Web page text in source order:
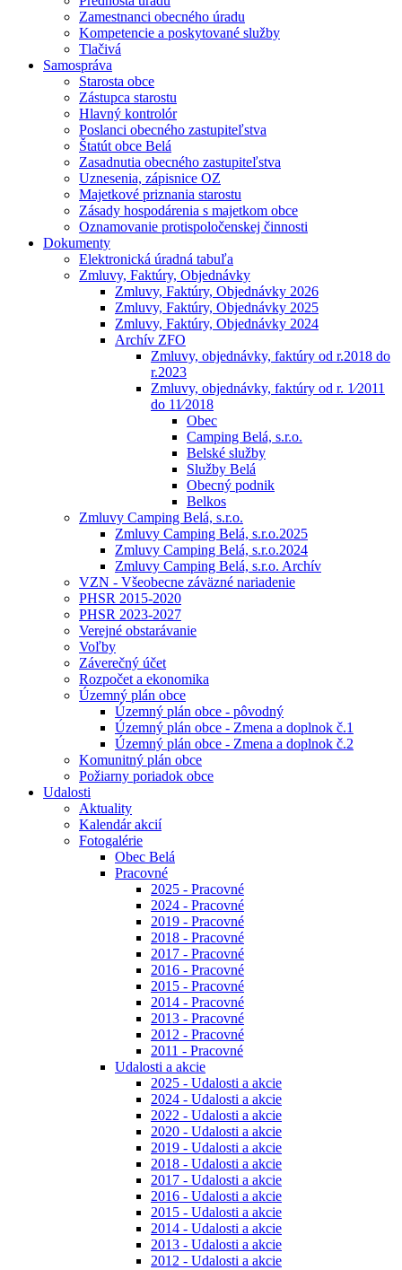
Zamestnanci obecného úradu
Kompetencie a poskytované služby
Tlačivá
Samospráva
Starosta obce
Zástupca starostu
Hlavný kontrolór
Poslanci obecného zastupiteľstva
Štatút obce Belá
Zasadnutia obecného zastupiteľstva
Uznesenia, zápisnice OZ
Majetkové priznania starostu
Zásady hospodárenia s majetkom obce
Oznamovanie protispoločenskej činnosti
Dokumenty
Elektronická úradná tabuľa
Zmluvy, Faktúry, Objednávky
Zmluvy, Faktúry, Objednávky 2026
Zmluvy, Faktúry, Objednávky 2025
Zmluvy, Faktúry, Objednávky 2024
Archív ZFO
Zmluvy, objednávky, faktúry od r.2018 do
r.2023
Zmluvy, objednávky, faktúry od r. 1⁄2011
do 11⁄2018
Obec
Camping Belá, s.r.o.
Belské služby
Služby Belá
Obecný podnik
Belkos
Zmluvy Camping Belá, s.r.o.
Zmluvy Camping Belá, s.r.o.2025
Zmluvy Camping Belá, s.r.o.2024
Zmluvy Camping Belá, s.r.o. Archív
VZN - Všeobecne záväzné nariadenie
PHSR 2015-2020
PHSR 2023-2027
Verejné obstarávanie
Voľby
Záverečný účet
Rozpočet a ekonomika
Územný plán obce
Územný plán obce - pôvodný
Územný plán obce - Zmena a doplnok č.1
Územný plán obce - Zmena a doplnok č.2
Komunitný plán obce
Požiarny poriadok obce
Udalosti
Aktuality
Kalendár akcií
Fotogalérie
Obec Belá
Pracovné
2025 - Pracovné
2024 - Pracovné
2019 - Pracovné
2018 - Pracovné
2017 - Pracovné
2016 - Pracovné
2015 - Pracovné
2014 - Pracovné
2013 - Pracovné
2012 - Pracovné
2011 - Pracovné
Udalosti a akcie
2025 - Udalosti a akcie
2024 - Udalosti a akcie
2022 - Udalosti a akcie
2020 - Udalosti a akcie
2019 - Udalosti a akcie
2018 - Udalosti a akcie
2017 - Udalosti a akcie
2016 - Udalosti a akcie
2015 - Udalosti a akcie
2014 - Udalosti a akcie
2013 - Udalosti a akcie
2012 - Udalosti a akcie